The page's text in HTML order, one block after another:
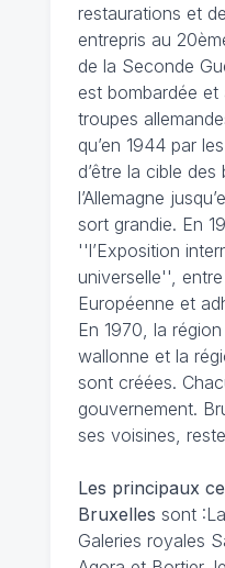
restaurations et
entrepris au
de la Seconde
est bombardée et
troupes
qu’en 1944 par
d’être la cible
l’Allemagne
sort grandie. En
''l’Exposition
universelle'', entre
Européenne et
En 1970, la
wallonne et la
sont créées.
gouvernement.
ses voisines,
Les principaux
Bruxelles sont
Galeries royales